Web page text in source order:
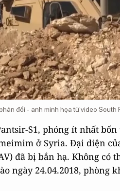
đối - anh minh họa từ video South
S1, phóng ít nhất
ở Syria. Đại diện
đã bị bắn hạ. Không có
ngày 24.04.2018, phòng